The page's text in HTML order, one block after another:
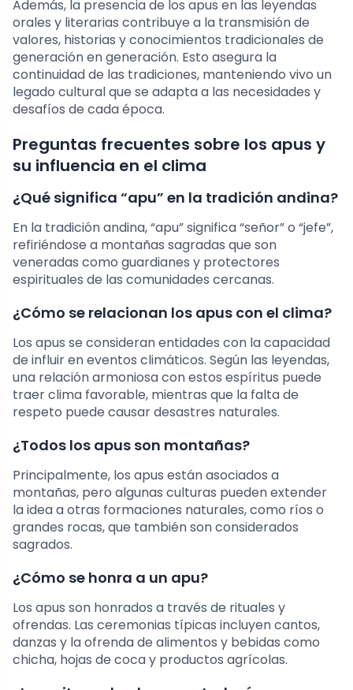
Además, la presencia de los apus en las leyendas
orales y literarias contribuye a la transmisión de
valores, historias y conocimientos tradicionales de
generación en generación. Esto asegura la
continuidad de las tradiciones, manteniendo vivo un
legado cultural que se adapta a las necesidades y
desafíos de cada época.
Preguntas frecuentes sobre los apus y
su influencia en el clima
¿Qué significa “apu” en la tradición andina?
En la tradición andina, “apu” significa “señor” o “jefe”,
refiriéndose a montañas sagradas que son
veneradas como guardianes y protectores
espirituales de las comunidades cercanas.
¿Cómo se relacionan los apus con el clima?
Los apus se consideran entidades con la capacidad
de influir en eventos climáticos. Según las leyendas,
una relación armoniosa con estos espíritus puede
traer clima favorable, mientras que la falta de
respeto puede causar desastres naturales.
¿Todos los apus son montañas?
Principalmente, los apus están asociados a
montañas, pero algunas culturas pueden extender
la idea a otras formaciones naturales, como ríos o
grandes rocas, que también son considerados
sagrados.
¿Cómo se honra a un apu?
Los apus son honrados a través de rituales y
ofrendas. Las ceremonias típicas incluyen cantos,
danzas y la ofrenda de alimentos y bebidas como
chicha, hojas de coca y productos agrícolas.